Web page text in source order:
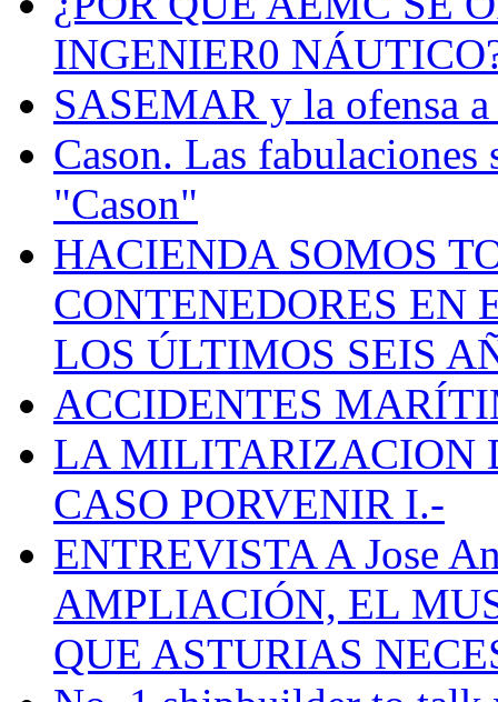
INGENIER0
SASEMAR y la ofensa a
Cason. Las fabulaciones
"Cason"
HACIENDA SOMOS
CONTENEDORES EN
LOS ÚLTIMOS SEIS
ACCIDENTES
LA MILITARIZACION
CASO PORVENIR I.-
ENTREVISTA A Jose
AMPLIACIÓN, EL
QUE ASTURIAS